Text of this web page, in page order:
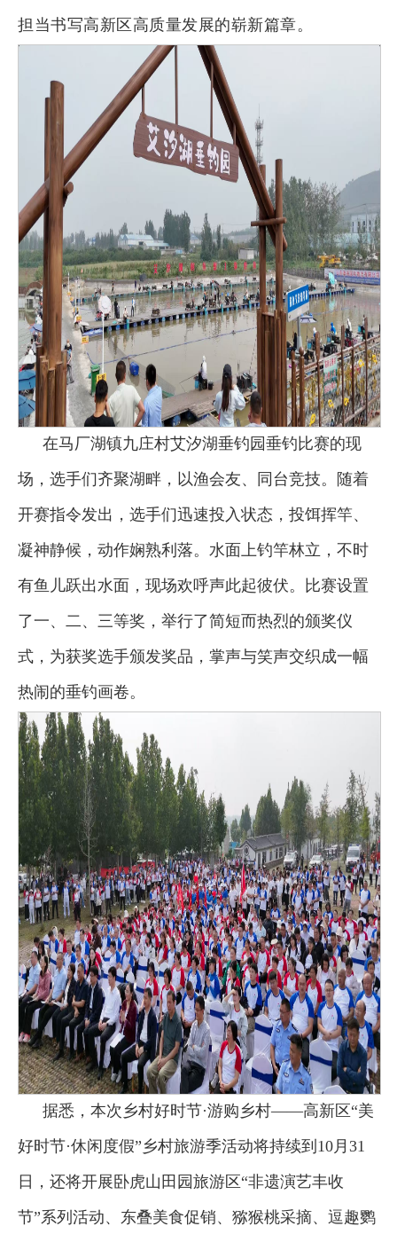
担当书写高新区高质量发展的崭新篇章。
在马厂湖镇九庄村艾汐湖垂钓园垂钓比赛的现
场，选手们齐聚湖畔，以渔会友、同台竞技。随着
开赛指令发出，选手们迅速投入状态，投饵挥竿、
凝神静候，动作娴熟利落。水面上钓竿林立，不时
有鱼儿跃出水面，现场欢呼声此起彼伏。比赛设置
了一、二、三等奖，举行了简短而热烈的颁奖仪
式，为获奖选手颁发奖品，掌声与笑声交织成一幅
热闹的垂钓画卷。
据悉，本次乡村好时节·游购乡村——高新区“美
好时节·休闲度假”乡村旅游季活动将持续到10月31
日，还将开展卧虎山田园旅游区“非遗演艺丰收
节”系列活动、东叠美食促销、猕猴桃采摘、逗趣鹦